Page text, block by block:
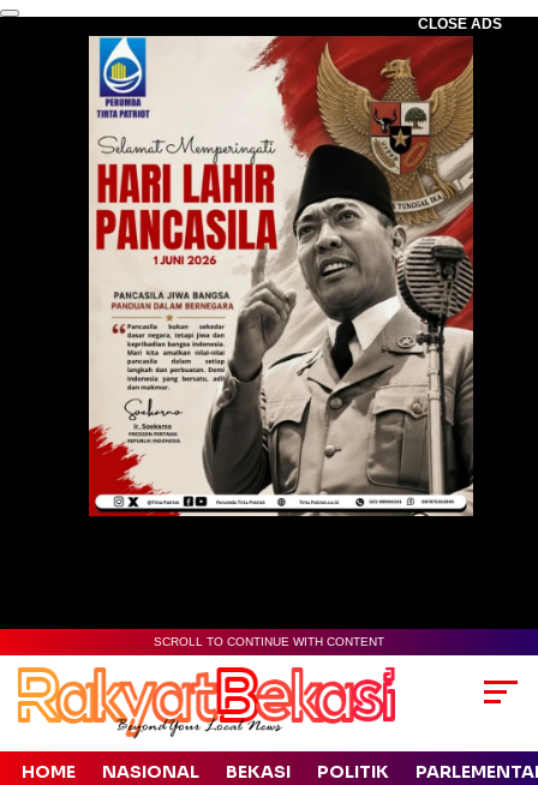
CLOSE ADS
SCROLL TO CONTINUE WITH CONTENT
HOME NASIONAL BEKASI POLITIK